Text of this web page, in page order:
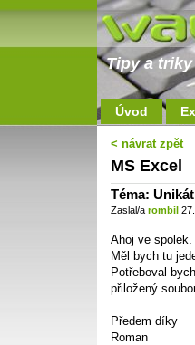
Tipy a
Úvod
< návrat zpět
MS Excel
Téma:
Zaslal/a rombil
Ahoj ve spolek.
Měl bych tu
Potřeboval
přiložený
Předem díky
Roman